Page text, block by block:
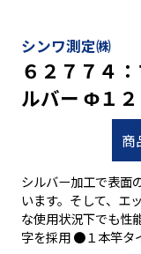
シンワ測定㈱
６２７７４
ルバー Φ１
商
シルバー加工で表面
います。そして、エ
な使用状況下でも性
字を採用 ●１本竿タ